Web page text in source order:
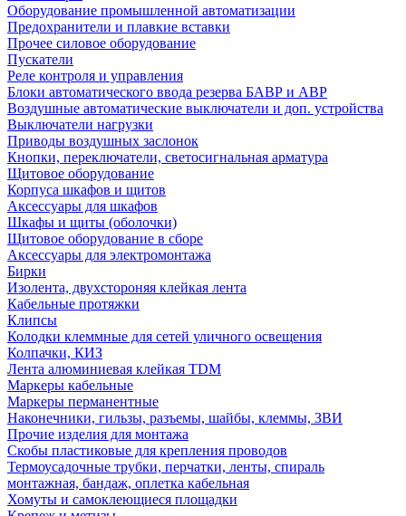
Оборудование промышленной автоматизации
Предохранители и плавкие вставки
Прочее силовое оборудование
Пускатели
Реле контроля и управления
Блоки автоматического ввода резерва БАВР и АВР
Воздушные автоматические выключатели и доп. устройства
Выключатели нагрузки
Приводы воздушных заслонок
Кнопки, переключатели, светосигнальная арматура
Щитовое оборудование
Корпуса шкафов и щитов
Аксессуары для шкафов
Шкафы и щиты (оболочки)
Щитовое оборудование в сборе
Аксессуары для электромонтажа
Бирки
Изолента, двухстороняя клейкая лента
Кабельные протяжки
Клипсы
Колодки клеммные для сетей уличного освещения
Колпачки, КИЗ
Лента алюминиевая клейкая TDM
Маркеры кабельные
Маркеры перманентные
Наконечники, гильзы, разъемы, шайбы, клеммы, ЗВИ
Прочие изделия для монтажа
Скобы пластиковые для крепления проводов
Термоусадочные трубки, перчатки, ленты, спираль
монтажная, бандаж, оплетка кабельная
Хомуты и самоклеющиеся площадки